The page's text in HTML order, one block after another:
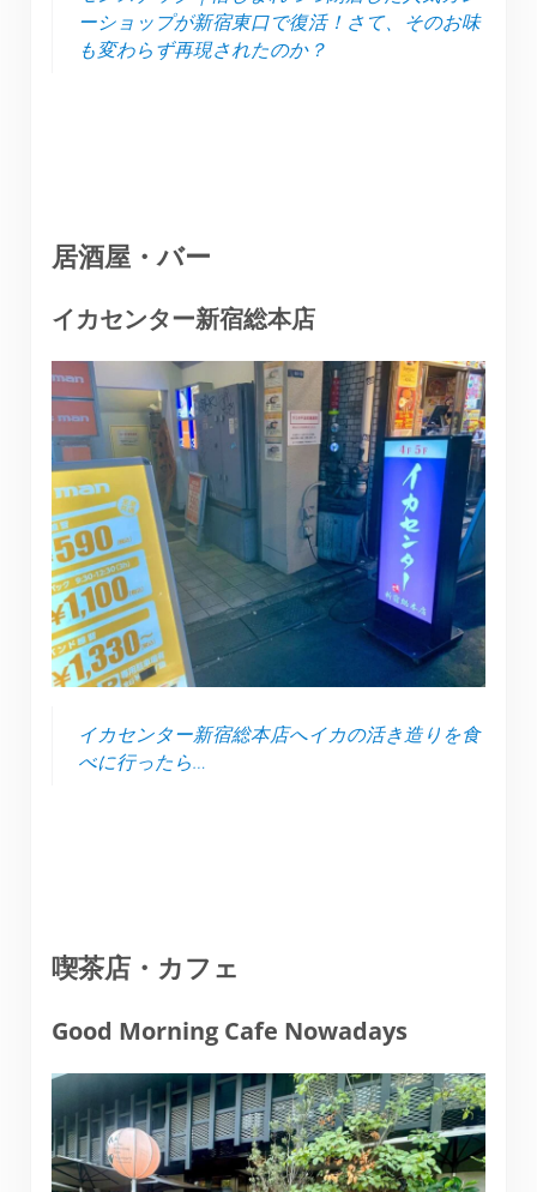
ーショップが新宿東口で復活！さて、そのお味
も変わらず再現されたのか？
居酒屋・バー
イカセンター新宿総本店
イカセンター新宿総本店へイカの活き造りを食
べに行ったら…
喫茶店・カフェ
Good Morning Cafe Nowadays